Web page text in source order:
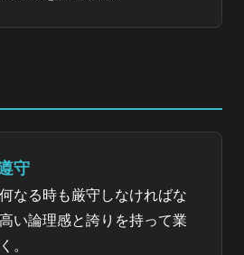
守
なる時も厳守しなければな
い論理感と誇りを持って業
。